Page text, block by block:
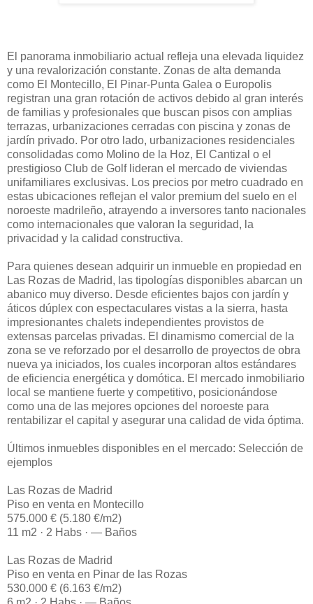
El panorama inmobiliario actual refleja una elevada liquidez
y una revalorización constante. Zonas de alta demanda
como El Montecillo, El Pinar-Punta Galea o Europolis
registran una gran rotación de activos debido al gran interés
de familias y profesionales que buscan pisos con amplias
terrazas, urbanizaciones cerradas con piscina y zonas de
jardín privado. Por otro lado, urbanizaciones residenciales
consolidadas como Molino de la Hoz, El Cantizal o el
prestigioso Club de Golf lideran el mercado de viviendas
unifamiliares exclusivas. Los precios por metro cuadrado en
estas ubicaciones reflejan el valor premium del suelo en el
noroeste madrileño, atrayendo a inversores tanto nacionales
como internacionales que valoran la seguridad, la
privacidad y la calidad constructiva.
Para quienes desean adquirir un inmueble en propiedad en
Las Rozas de Madrid, las tipologías disponibles abarcan un
abanico muy diverso. Desde eficientes bajos con jardín y
áticos dúplex con espectaculares vistas a la sierra, hasta
impresionantes chalets independientes provistos de
extensas parcelas privadas. El dinamismo comercial de la
zona se ve reforzado por el desarrollo de proyectos de obra
nueva ya iniciados, los cuales incorporan altos estándares
de eficiencia energética y domótica. El mercado inmobiliario
local se mantiene fuerte y competitivo, posicionándose
como una de las mejores opciones del noroeste para
rentabilizar el capital y asegurar una calidad de vida óptima.
Últimos inmuebles disponibles en el mercado: Selección de
ejemplos
Las Rozas de Madrid
Piso en venta en Montecillo
575.000 € (5.180 €/m2)
11 m2 · 2 Habs · — Baños
Las Rozas de Madrid
Piso en venta en Pinar de las Rozas
530.000 € (6.163 €/m2)